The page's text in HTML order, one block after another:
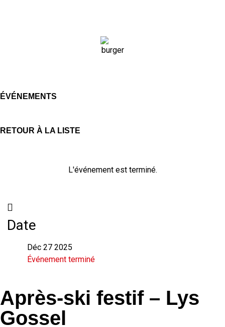
ÉVÉNEMENTS
RETOUR À LA LISTE
L'événement est terminé.
Date
Déc 27 2025
Événement terminé
Après-ski festif – Lys
Gossel